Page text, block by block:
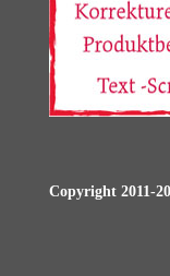
Copyright 2011-